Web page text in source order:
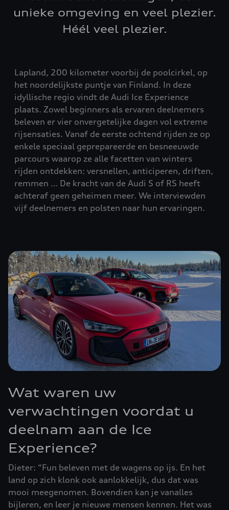
unieke omgeving en veel plezier.
Héél veel plezier.
Lapland, 200 kilometer voorbij de poolcirkel, op
het noordelijkste puntje van Finland. In deze
idyllische regio vindt de Audi Ice Experience
plaats. Zowel beginners als ervaren deelnemers
beleven er vier onvergetelijke dagen vol extreme
rijsensaties. Vanaf de eerste ochtend rijden ze op
enkele speciaal geprepareerde en besneeuwde
parcours waarop ze alle facetten van winters
rijden ontdekken: versnellen, anticiperen, driften,
remmen … De kracht van de Audi S of RS heeft
achteraf geen geheimen meer. We interviewden
vijf deelnemers en polsten naar hun ervaringen.
Wat waren uw
verwachtingen voordat u
deelnam aan de Ice
Experience?
Dieter: “Fun beleven met de wagens op ijs. En het
land op zich klonk ook aanlokkelijk, dus dat was
mooi meegenomen. Bovendien kan je vanalles
bijleren, en leer je nieuwe mensen kennen. Het was